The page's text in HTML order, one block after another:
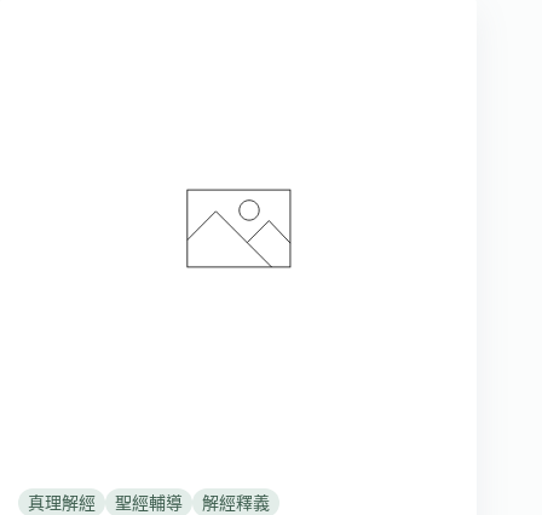
真理解經 聖經輔導 解經釋義